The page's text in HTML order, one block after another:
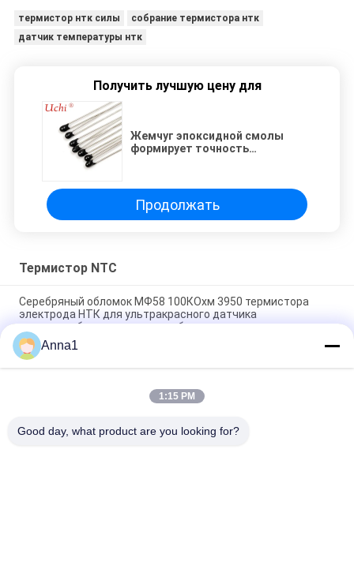
термистор нтк силы
собрание термистора нтк
датчик температуры нтк
Получить лучшую цену для
Жемчуг эпоксидной смолы
формирует точность
Продолжать
Термистор NTC
Серебряный обломок МФ58 100КОхм 3950 термистора
электрода НТК для ультракрасного датчика
термостолбика термометра лба
Пластиковый термистор температуры измерения НТК
температуры диода пакета МФ54
Термистор МФ75-0.2/70 70А 0.2Охм Б2600 11500уФ
Anna1
1:15 PM
Good day, what product are you looking for?